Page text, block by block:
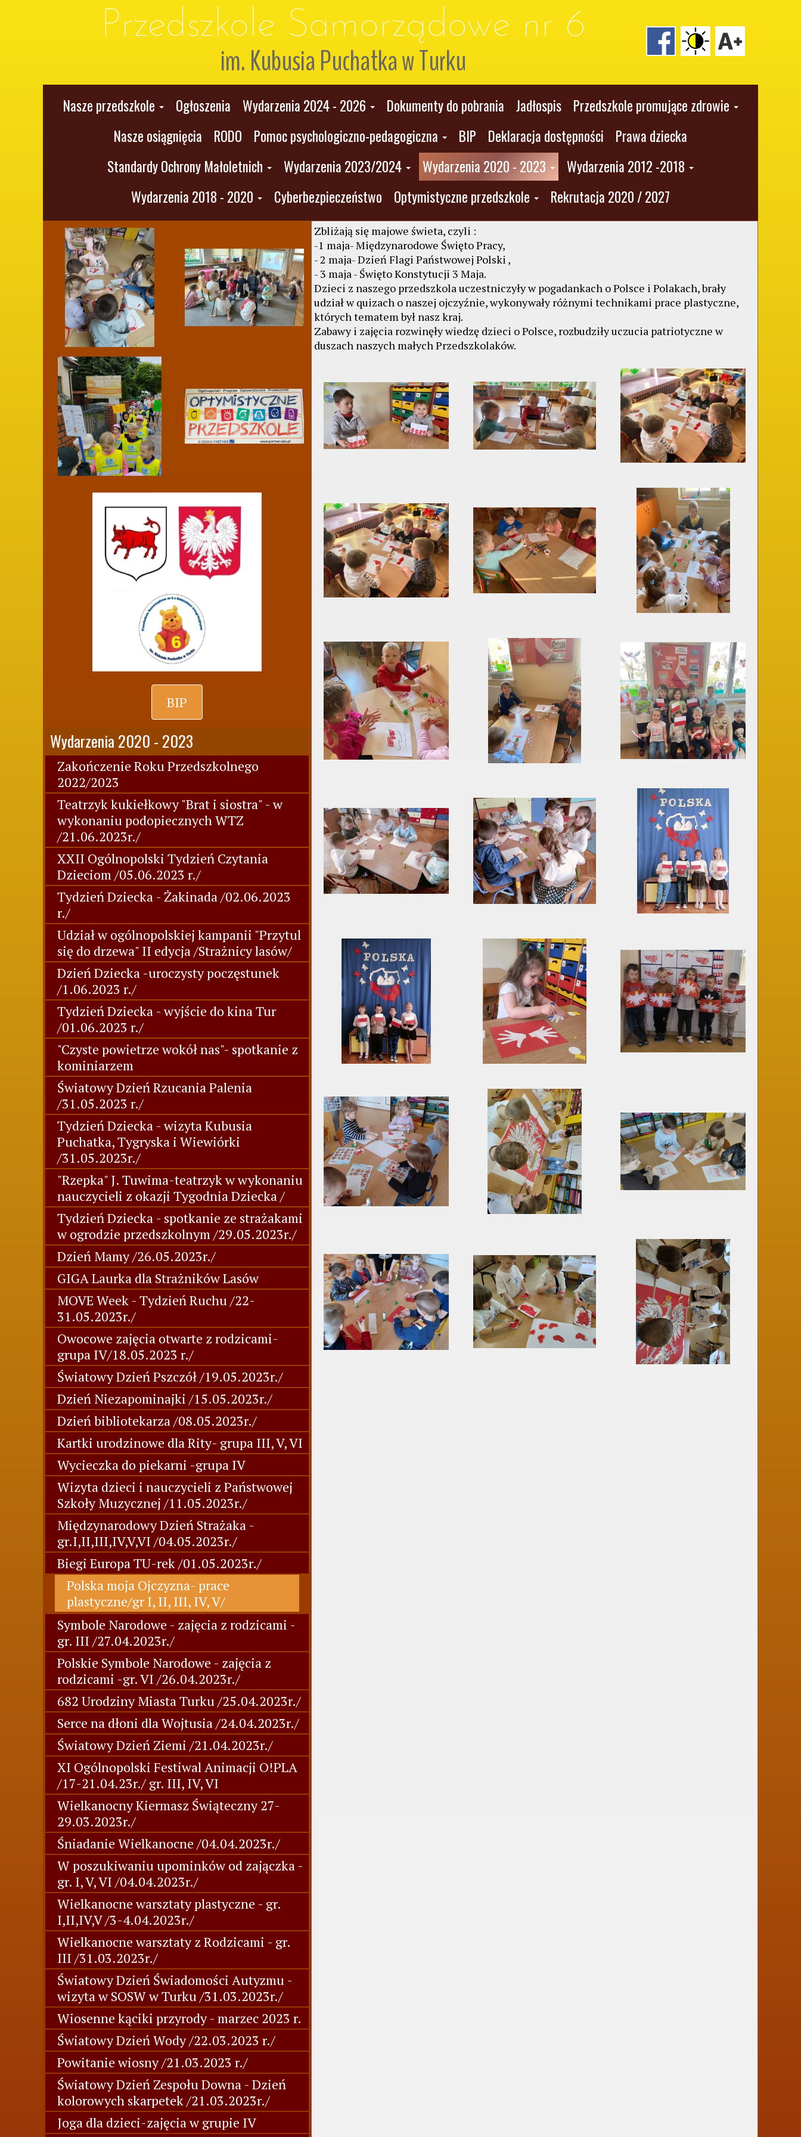
Przedszkole Samorządowe nr 6
im. Kubusia Puchatka w Turku
Nasze przedszkole Ogłoszenia Wydarzenia 2024 - 2026 Dokumenty do pobrania Jadłospis
Przedszkole promujące zdrowie
Nasze osiągnięcia
RODO Pomoc psychologiczno-pedagogiczna BIP Deklaracja dostępności
Prawa dziecka
Standardy Ochrony Małoletnich
Wydarzenia 2023/2024 Wydarzenia 2020 - 2023
Wydarzenia 2012 -2018
Wydarzenia 2018 - 2020
Cyberbezpieczeństwo Optymistyczne przedszkole Rekrutacja 2020 / 2027
Zbliżają się majowe świeta, czyli :
-1 maja- Międzynarodowe Święto Pracy,
- 2 maja- Dzień Flagi Państwowej Polski ,
- 3 maja - Święto Konstytucji 3 Maja.
Dzieci z naszego przedszkola uczestniczyły w pogadankach o Polsce i Polakach, brały
udział w quizach o naszej ojczyźnie, wykonywały różnymi technikami prace plastyczne,
których tematem był nasz kraj.
Zabawy i zajęcia rozwinęły wiedzę dzieci o Polsce, rozbudziły uczucia patriotyczne w
duszach naszych małych Przedszkolaków.
BIP
Wydarzenia 2020 - 2023
Zakończenie Roku Przedszkolnego
2022/2023
Teatrzyk kukiełkowy "Brat i siostra" - w
wykonaniu podopiecznych WTZ
/21.06.2023r./
XXII Ogólnopolski Tydzień Czytania
Dzieciom /05.06.2023 r./
Tydzień Dziecka - Żakinada /02.06.2023
r./
Udział w ogólnopolskiej kampanii "Przytul
się do drzewa" II edycja /Strażnicy lasów/
Dzień Dziecka -uroczysty poczęstunek
/1.06.2023 r./
Tydzień Dziecka - wyjście do kina Tur
/01.06.2023 r./
"Czyste powietrze wokół nas"- spotkanie z
kominiarzem
Światowy Dzień Rzucania Palenia
/31.05.2023 r./
Tydzień Dziecka - wizyta Kubusia
Puchatka, Tygryska i Wiewiórki
/31.05.2023r./
"Rzepka" J. Tuwima-teatrzyk w wykonaniu
nauczycieli z okazji Tygodnia Dziecka /
Tydzień Dziecka - spotkanie ze strażakami
w ogrodzie przedszkolnym /29.05.2023r./
Dzień Mamy /26.05.2023r./
GIGA Laurka dla Strażników Lasów
MOVE Week - Tydzień Ruchu /22-
31.05.2023r./
Owocowe zajęcia otwarte z rodzicami-
grupa IV/18.05.2023 r./
Światowy Dzień Pszczół /19.05.2023r./
Dzień Niezapominajki /15.05.2023r./
Dzień bibliotekarza /08.05.2023r./
Kartki urodzinowe dla Rity- grupa III, V, VI
Wycieczka do piekarni -grupa IV
Wizyta dzieci i nauczycieli z Państwowej
Szkoły Muzycznej /11.05.2023r./
Międzynarodowy Dzień Strażaka -
gr.I,II,III,IV,V,VI /04.05.2023r./
Biegi Europa TU-rek /01.05.2023r./
Polska moja Ojczyzna- prace
plastyczne/gr I, II, III, IV, V/
Symbole Narodowe - zajęcia z rodzicami -
gr. III /27.04.2023r./
Polskie Symbole Narodowe - zajęcia z
rodzicami -gr. VI /26.04.2023r./
682 Urodziny Miasta Turku /25.04.2023r./
Serce na dłoni dla Wojtusia /24.04.2023r./
Światowy Dzień Ziemi /21.04.2023r./
XI Ogólnopolski Festiwal Animacji O!PLA
/17-21.04.23r./ gr. III, IV, VI
Wielkanocny Kiermasz Świąteczny 27-
29.03.2023r./
Śniadanie Wielkanocne /04.04.2023r./
W poszukiwaniu upominków od zajączka -
gr. I, V, VI /04.04.2023r./
Wielkanocne warsztaty plastyczne - gr.
I,II,IV,V /3-4.04.2023r./
Wielkanocne warsztaty z Rodzicami - gr.
III /31.03.2023r./
Światowy Dzień Świadomości Autyzmu -
wizyta w SOSW w Turku /31.03.2023r./
Wiosenne kąciki przyrody - marzec 2023 r.
Światowy Dzień Wody /22.03.2023 r./
Powitanie wiosny /21.03.2023 r./
Światowy Dzień Zespołu Downa - Dzień
kolorowych skarpetek /21.03.2023r./
Joga dla dzieci-zajęcia w grupie IV